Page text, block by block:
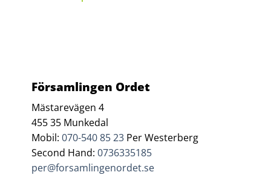
Församlingen Ordet
Mästarevägen 4
455 35 Munkedal
Mobil:070-540 85 23 Per Westerberg
Second Hand:0736335185
per@forsamlingenordet.se